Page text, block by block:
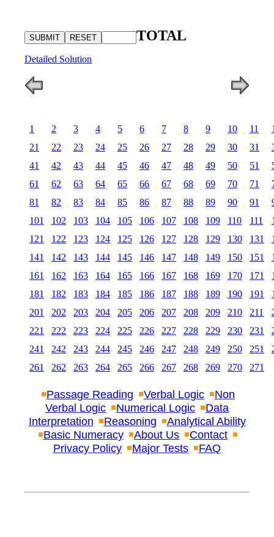
TOTAL
Detailed Solution
1 2 3 4 5 6 7 8 9 10 11
21
22 23 24 25 26 27 28 29 30 31
41
42 43 44 45 46 47 48 49 50 51
61
62 63 64 65 66 67 68 69 70 71
81
82 83 84 85 86 87 88 89 90 91
101
102 103 104 105 106 107 108 109 110 111
121
122 123 124 125 126 127 128 129 130 131
141
142 143 144 145 146 147 148 149 150 151
161
162 163 164 165 166 167 168 169 170 171
181
182 183 184 185 186 187 188 189 190 191
201
202 203 204 205 206 207 208 209 210 211
221
222 223 224 225 226 227 228 229 230 231
241
242 243 244 245 246 247 248 249 250 251
261
262 263 264 265 266 267 268 269 270 271
Passage Reading Verbal Logic
Non
Verbal Logic
Numerical Logic
Data
Interpretation
Reasoning
Analytical Ability
Basic Numeracy
About Us
Contact
Privacy Policy
Major Tests FAQ